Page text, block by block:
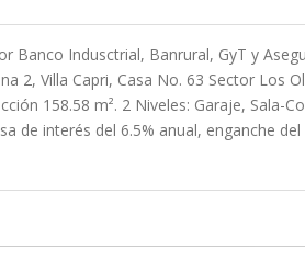
Banco Indusctrial, Banrural, GyT y
2, Villa Capri, Casa No. 63 Sector Los
158.58 m². 2 Niveles: Garaje, Sala-
de interés del 6.5% anual, enganche del